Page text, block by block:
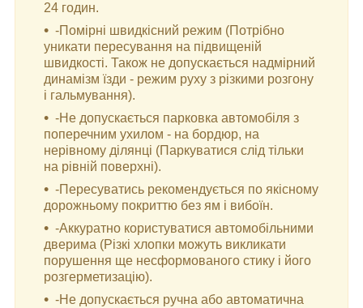
24 годин.
-Помірні швидкісний режим (Потрібно
уникати пересування на підвищеній
швидкості. Також не допускається надмірний
динамізм їзди - режим руху з різкими розгону
і гальмування).
-Не допускається парковка автомобіля з
поперечним ухилом - на бордюр, на
нерівному ділянці (Паркуватися слід тільки
на рівній поверхні).
-Пересуватись рекомендується по якісному
дорожньому покриттю без ям і вибоїн.
-Аккуратно користуватися автомобільними
дверима (Різкі хлопки можуть викликати
порушення ще несформованого стику і його
розгерметизацію).
-Не допускається ручна або автоматична